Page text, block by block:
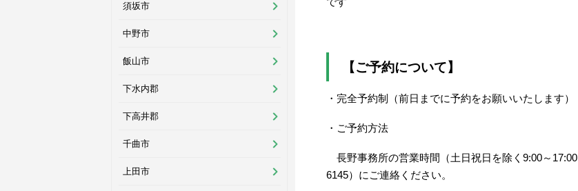
【ご予約について】
・完全予約制（前日までに予約をお願いいたします）
・ご予約方法
長野事務所の営業時間（土日祝日を除く9:00～ 17:00
6145）にご連絡ください。
須坂市
中野市
飯山市
下水内郡
下高井郡
千曲市
上田市